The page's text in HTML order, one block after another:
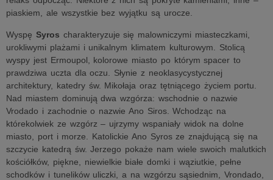
piaskiem, ale wszystkie bez wyjątku są urocze.
Wyspę Syros charakteryzuje się malowniczymi miasteczkami,
urokliwymi plażami i unikalnym klimatem kulturowym. Stolicą
wyspy jest Ermoupol, kolorowe miasto po którym spacer to
prawdziwa uczta dla oczu. Słynie z neoklasycystycznej
architektury, katedry św. Mikołaja oraz tętniącego życiem portu.
Nad miastem dominują dwa wzgórza: wschodnie o nazwie
Vrodado i zachodnie o nazwie Ano Siros. Wchodząc na
którekolwiek ze wzgórz – ujrzymy wspaniały widok na dolne
miasto, port i morze. Katolickie Ano Syros ze znajdującą się na
szczycie katedrą św. Jerzego pokaże nam wiele swoich malutkich
kościółków, piękne, niewielkie białe domki i wąziutkie, pełne
schodków i tunelików uliczki, a na wzgórzu sąsiednim, Vrondado,